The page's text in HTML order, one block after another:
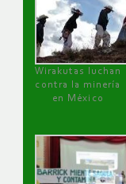
Wirakutas luchan
contra la minería
en México